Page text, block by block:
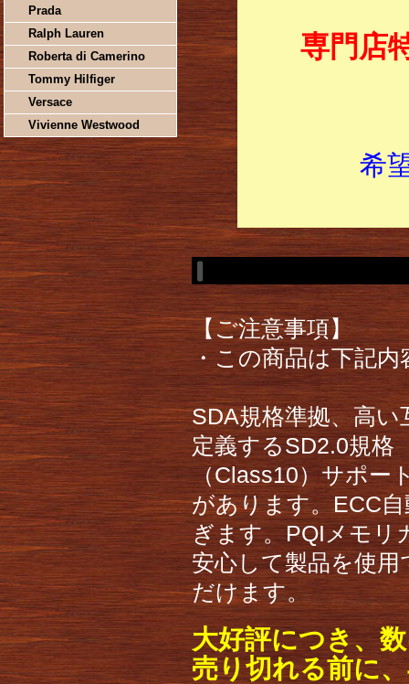
Prada
Ralph Lauren
Roberta di Camerino
Tommy Hilfiger
Versace
Vivienne Westwood
専門店
希
【ご注意事項】
・この商品は下記
SDA規格準拠、高
定義するSD2.0規格
（Class10）サポー
があります。ECC
ぎます。PQIメモリ
安心して製品を使
だけます。
大好評につき、
売り切れる前に